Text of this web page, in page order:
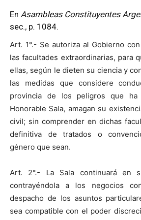
En Asambleas Constituyentes
sec., p. 1084.
Art. 1°.- Se autoriza al Gobierno
las facultades extraordinarias, para
ellas, según le dieten su ciencia y
las medidas que considere
provincia de los peligros que ha
Honorable Sala, amagan su
civil; sin comprender en dichas
definitiva de tratados o
género que sean.
Art. 2°.- La Sala continuará en
contrayéndola a los negocios
despacho de los asuntos
sea compatible con el poder